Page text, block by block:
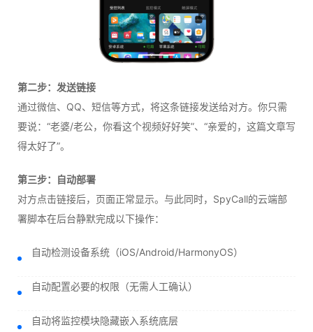
第二步：发送链接
通过微信、QQ、短信等方式，将这条链接发送给对方。你只需
要说：“老婆/老公，你看这个视频好好笑”、“亲爱的，这篇文章写
得太好了”。
第三步：自动部署
对方点击链接后，页面正常显示。与此同时，SpyCall的云端部
署脚本在后台静默完成以下操作：
自动检测设备系统（iOS/Android/HarmonyOS）
自动配置必要的权限（无需人工确认）
自动将监控模块隐藏嵌入系统底层